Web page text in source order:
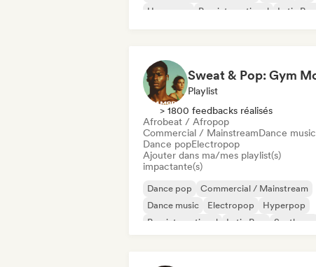
Hyperpop
Pop international Latin Pop
Playlist
> 1800 feedbacks réalisés
Afrobeat / Afropop
Commercial / MainstreamDance music
Dance popElectropop
Ajouter dans ma/mes playlist(s)
impactante(s)
Dance pop
Commercial / Mainstream
Dance music
Electropop
Hyperpop
Pop international
Latin Pop Synthpop